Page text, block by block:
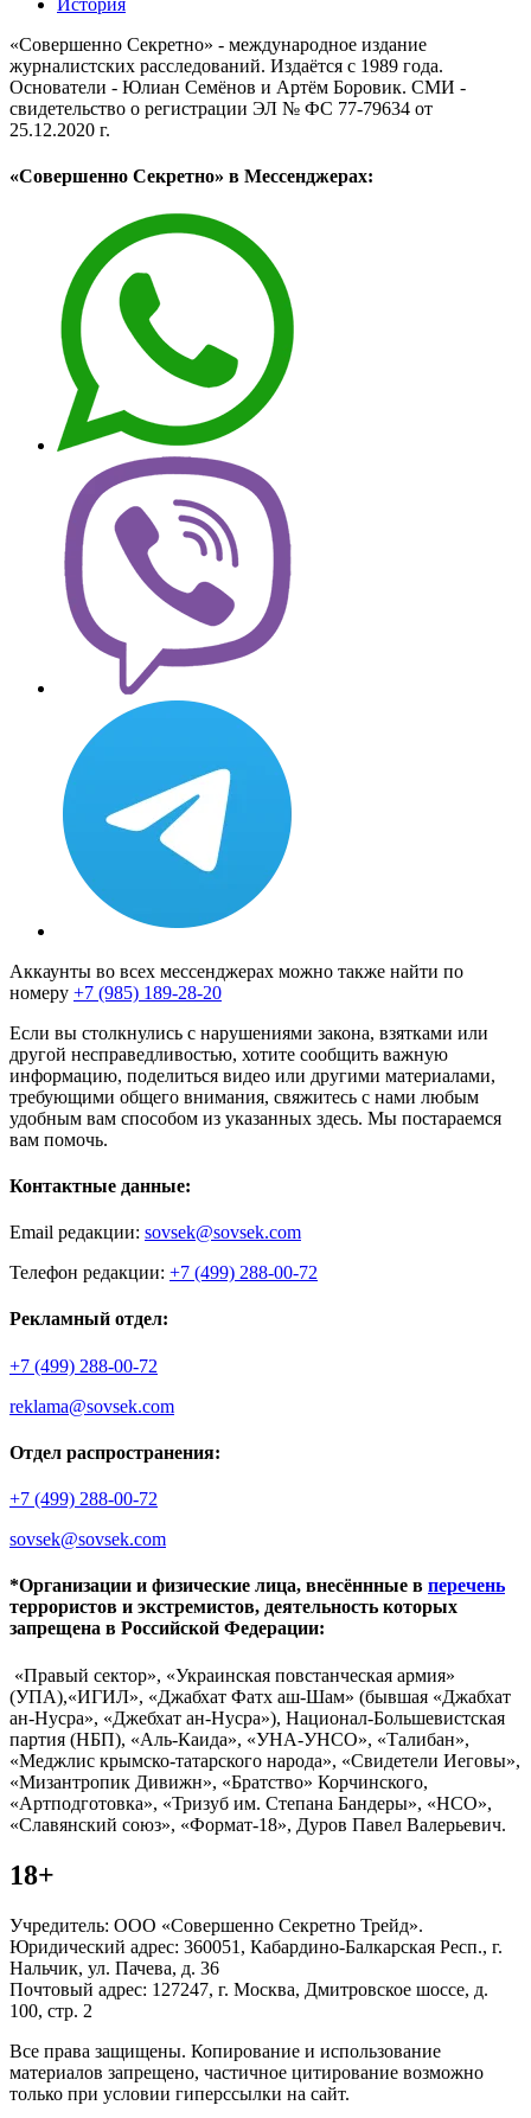
История
«Совершенно Секретно» - международное издание
журналистских расследований. Издаётся с 1989 года.
Основатели - Юлиан Семёнов и Артём Боровик. CМИ -
свидетельство о регистрации ЭЛ № ФС 77-79634 от
25.12.2020 г.
«Совершенно Секретно» в Мессенджерах:
Аккаунты во всех мессенджерах можно также найти по
номеру +7 (985) 189-28-20
Если вы столкнулись с нарушениями закона, взятками или
другой несправедливостью, хотите сообщить важную
информацию, поделиться видео или другими материалами,
требующими общего внимания, свяжитесь с нами любым
удобным вам способом из указанных здесь. Мы постараемся
вам помочь.
Контактные данные:
Email редакции: sovsek@sovsek.com
Телефон редакции: +7 (499) 288-00-72
Рекламный отдел:
+7 (499) 288-00-72
reklama@sovsek.com
Отдел распространения:
+7 (499) 288-00-72
sovsek@sovsek.com
*Организации и физические лица, внесённные в перечень
террористов и экстремистов, деятельность которых
запрещена в Российской Федерации:
«Правый сектор», «Украинская повстанческая армия»
(УПА),«ИГИЛ», «Джабхат Фатх аш-Шам» (бывшая «Джабхат
ан-Нусра», «Джебхат ан-Нусра»), Национал-Большевистская
партия (НБП), «Аль-Каида», «УНА-УНСО», «Талибан»,
«Меджлис крымско-татарского народа», «Свидетели Иеговы»,
«Мизантропик Дивижн», «Братство» Корчинского,
«Артподготовка», «Тризуб им. Степана Бандеры», «НСО»,
«Славянский союз», «Формат-18», Дуров Павел Валерьевич.
18+
Учредитель: ООО «Совершенно Секретно Трейд».
Юридический адрес: 360051, Кабардино-Балкарская Респ., г.
Нальчик, ул. Пачева, д. 36
Почтовый адрес: 127247, г. Москва, Дмитровское шоссе, д.
100, стр. 2
Все права защищены. Копирование и использование
материалов запрещено, частичное цитирование возможно
только при условии гиперссылки на сайт.